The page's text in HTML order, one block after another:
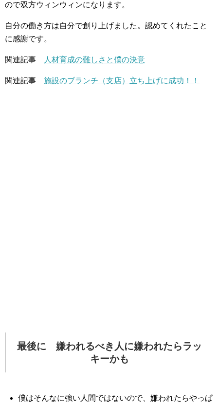
ので双方ウィンウィンになります。
自分の働き方は自分で創り上げました。認めてくれたこと
に感謝です。
関連記事 人材育成の難しさと僕の決意
関連記事 施設のブランチ（支店）立ち上げに成功！！
最後に 嫌われるべき人に嫌われたらラッ
キーかも
僕はそんなに強い人間ではないので、嫌われたらやっぱ